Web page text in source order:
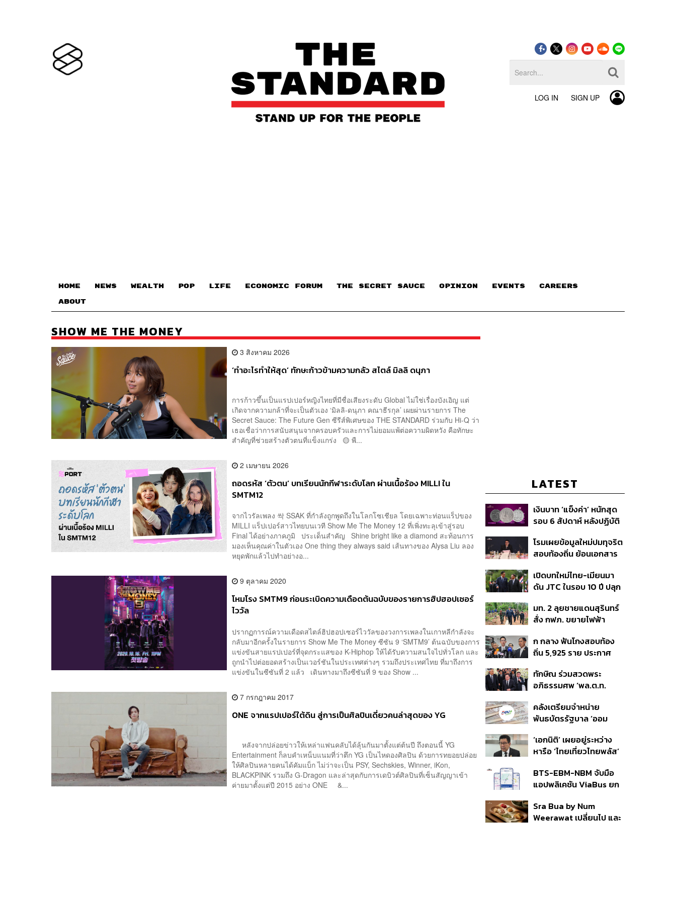
LOG IN SIGN UP
HOME NEWS WEALTH POP LIFE ECONOMIC FORUM THE SECRET SAUCE​ OPINION EVENTS CAREERS
ABOUT
SHOW ME THE MONEY
3 สิงหาคม 2026
‘ทำอะไรทำให้สุด’ ทักษะก้าวข้ามความกลัว สไตล์ มิลลิ ดนุภา
การก้าวขึ้นเป็นแรปเปอร์หญิงไทยที่มีชื่อเสียงระดับ Global ไม่ใช่เรื่องบังเอิญ แต่
เกิดจากความกล้าที่จะเป็นตัวเอง ‘มิลลิ-ดนุภา คณาธีรกุล’ เผยผ่านรายการ The
Secret Sauce: The Future Gen ซีรีส์พิเศษของ THE STANDARD ร่วมกับ Hi-Q ว่า
เธอเชื่อว่าการสนับสนุนจากครอบครัวและการไม่ยอมแพ้ต่อความผิดหวัง คือทักษะ
สำคัญที่ช่วยสร้างตัวตนที่แข็งแกร่ง 🟡 พื...
2 เมษายน 2026
ถอดรหัส ‘ตัวตน’ บทเรียนนักกีฬาระดับโลก ผ่านเนื้อร้อง MILLI ใน
SMTM12
จากไวรัลเพลง 싹 SSAK ที่กำลังถูกพูดถึงในโลกโซเชียล โดยเฉพาะท่อนแร็ปของ
MILLI แร็ปเปอร์สาวไทยบนเวที Show Me The Money 12 ที่เพิ่งทะลุเข้าสู่รอบ
Final ได้อย่างภาคภูมิ ประเด็นสำคัญ Shine bright like a diamond สะท้อนการ
มองเห็นคุณค่าในตัวเอง One thing they always said เส้นทางของ Alysa Liu ลอง
หยุดพักแล้วไปทำอย่างอ...
9 ตุลาคม 2020
โหมโรง SMTM9 ก่อนระเบิดความเดือดต้นฉบับของรายการฮิปฮอปเซอร์
ไววัล
ปรากฏการณ์ความเดือดสไตล์ฮิปฮอปเซอร์ไววัลของวงการเพลงในเกาหลีกำลังจะ
กลับมาอีกครั้งในรายการ Show Me The Money ซีซัน 9 ‘SMTM9’ ต้นฉบับของการ
แข่งขันสายแรปเปอร์ที่จุดกระแสของ K-Hiphop ให้ได้รับความสนใจไปทั่วโลก และ
ถูกนำไปต่อยอดสร้างเป็นเวอร์ชันในประเทศต่างๆ รวมถึงประเทศไทย ที่มาถึงการ
แข่งขันในซีซันที่ 2 แล้ว เดินทางมาถึงซีซันที่ 9 ของ Show ...
7 กรกฎาคม 2017
ONE จากแรปเปอร์ใต้ดิน สู่การเป็นศิลปินเดี่ยวคนล่าสุดของ YG
หลังจากปล่อยข่าวให้เหล่าแฟนคลับได้ลุ้นกันมาตั้งแต่ต้นปี ถึงตอนนี้ YG
Entertainment ก็ลบคำเหน็บแนมที่ว่าตึก YG เป็นไหดองศิลปิน ด้วยการทยอยปล่อย
ให้ศิลปินหลายคนได้คัมแบ็ก ไม่ว่าจะเป็น PSY, Sechskies, Winner, iKon,
BLACKPINK รวมถึง G-Dragon และล่าสุดกับการเดบิวต์ศิลปินที่เซ็นสัญญาเข้า
ค่ายมาตั้งแต่ปี 2015 อย่าง ONE &...
LATEST
เงินบาท ‘แข็งค่า’ หนักสุด
รอบ 6 สัปดาห์ หลังปฏิบัติ
สหรัฐฯ-ญี่ปุ่น Standard
Chartered เปิดเป้าสิ้นปีนี้
ต่อดอลลาร์
โรมเผยข้อมูลใหม่ปมทุจริต
สอบท้องถิ่น ย้อนเอกสาร
อนุทิน จ่อสอบต่อเอี่ยว
ตัดตอน ม.บูรพา หรือไม่
เปิดบทใหม่ไทย-เมียนมา
ดัน JTC ในรอบ 10 ปี ปลุก
ชายแดน ท่าเรือน้ำลึก
ทวาย
มท. 2 ลุยชายแดนสุรินทร์
สั่ง กฟภ. ขยายไฟฟ้า
350’ เสริมความมั่นคง
ชายแดน
ก กลาง ฟันโกงสอบท้อง
ถิ่น 5,925 ราย ประกาศ
ราย รอ ป.ป.ช. ขีดเส้นแล้ว
เสร็จ 31 ส.ค.
ทักษิณ ร่วมสวดพระ
อภิธรรมศพ ‘พล.ต.ท.
สิน’ สิริอายุ 103 ปี แกนนำ
เพื่อไทย-บุคคลหลาก
คลังเตรียมจำหน่าย
พันธบัตรรัฐบาล ‘ออม
ก.ย.นี้ อาจเพิ่มสัดส่วนการ
ขายแบบ Small Lot First
‘เอกนิติ’ เผยอยู่ระหว่าง
หารือ ‘ไทยเที่ยวไทยพลัส’
แสนล้าน มั่นใจงบต่อ ‘ไทย
ช่วยไทย พลัส’ เฟส 2 มี
BTS-EBM-NBM จับมือ
แอปพลิเคชัน ViaBus ยก
รถไฟฟ้า 3 สายแบบเรียล
ไทม์
Sra Bua by Num
Weerawat เปลี่ยนไป และ